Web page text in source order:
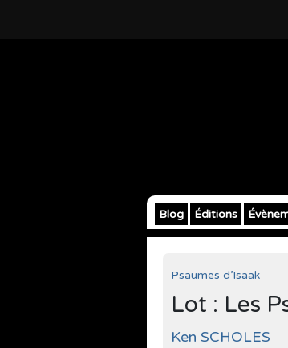
Blog Éditions
Psaumes d’Isaak
Lot : Les
Ken SCHOLES